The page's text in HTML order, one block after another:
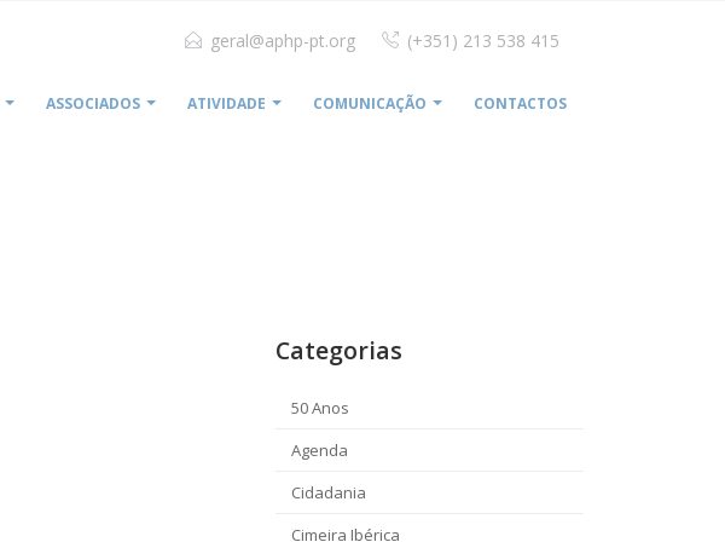
geral@aphp-pt.org (+351) 213 538 415
ASSOCIADOS ATIVIDADE COMUNICAÇÃO CONTACTOS
Categorias
50 Anos
Agenda
Cidadania
Cimeira Ibérica